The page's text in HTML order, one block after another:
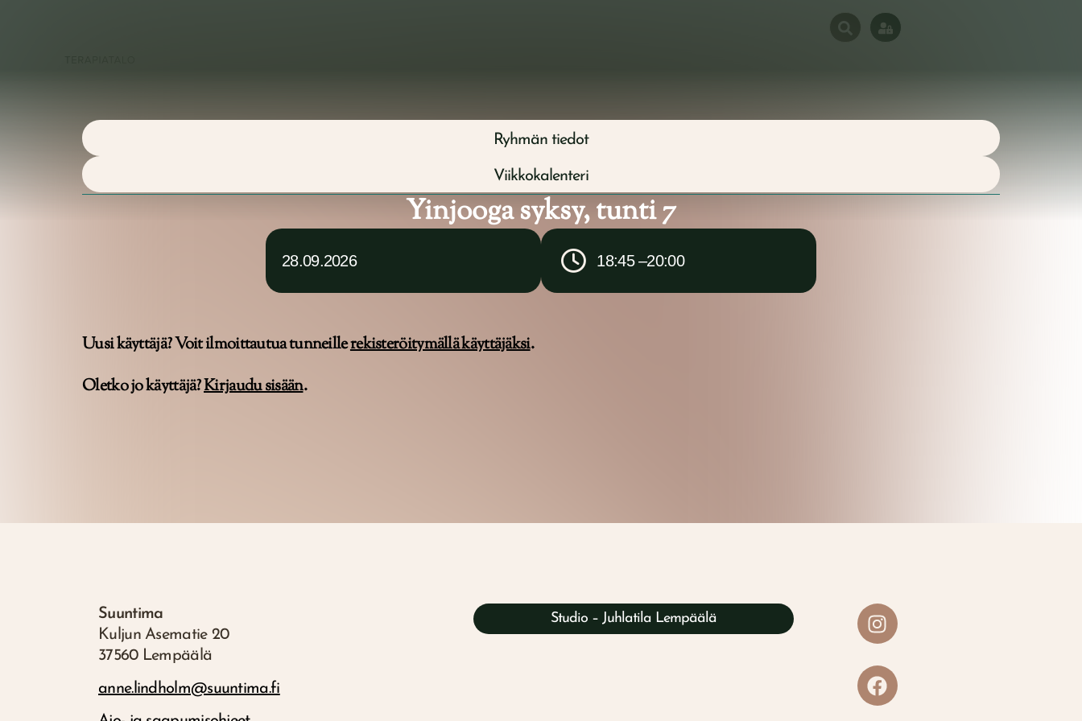
Ryhmän tiedot
Viikkokalenteri
Yinjooga syksy, tunti 7
28.09.2026 18:45 –20:00
Uusi käyttäjä? Voit ilmoittautua tunneillerekisteröitymällä käyttäjäksi.
Oletko jo käyttäjä?Kirjaudu sisään.
Suuntima
Kuljun Asematie 20
37560 Lempäälä
anne.lindholm@suuntima.fi
Studio – Juhlatila Lempäälä